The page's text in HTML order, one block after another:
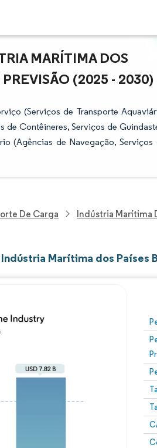
MARÍTIMA DOS
(2025 - 2030)
(Serviços de Transporte
de Contêineres, Serviços de
(Agências de Navegação, Serviços
De Carga Indústria Marítima
Marítima dos Países